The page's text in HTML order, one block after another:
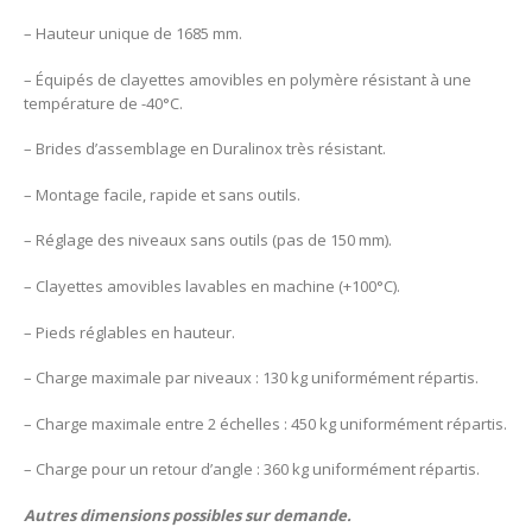
– Hauteur unique de 1685 mm.
– Équipés de clayettes amovibles en polymère résistant à une
température de -40°C.
– Brides d’assemblage en Duralinox très résistant.
– Montage facile, rapide et sans outils.
– Réglage des niveaux sans outils (pas de 150 mm).
– Clayettes amovibles lavables en machine (+100°C).
– Pieds réglables en hauteur.
– Charge maximale par niveaux : 130 kg uniformément répartis.
– Charge maximale entre 2 échelles : 450 kg uniformément répartis.
– Charge pour un retour d’angle : 360 kg uniformément répartis.
Autres dimensions possibles sur demande.